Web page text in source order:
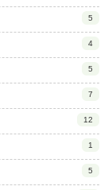
5
4
5
7
12
1
5